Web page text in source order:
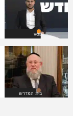
VOD
בית המדרש